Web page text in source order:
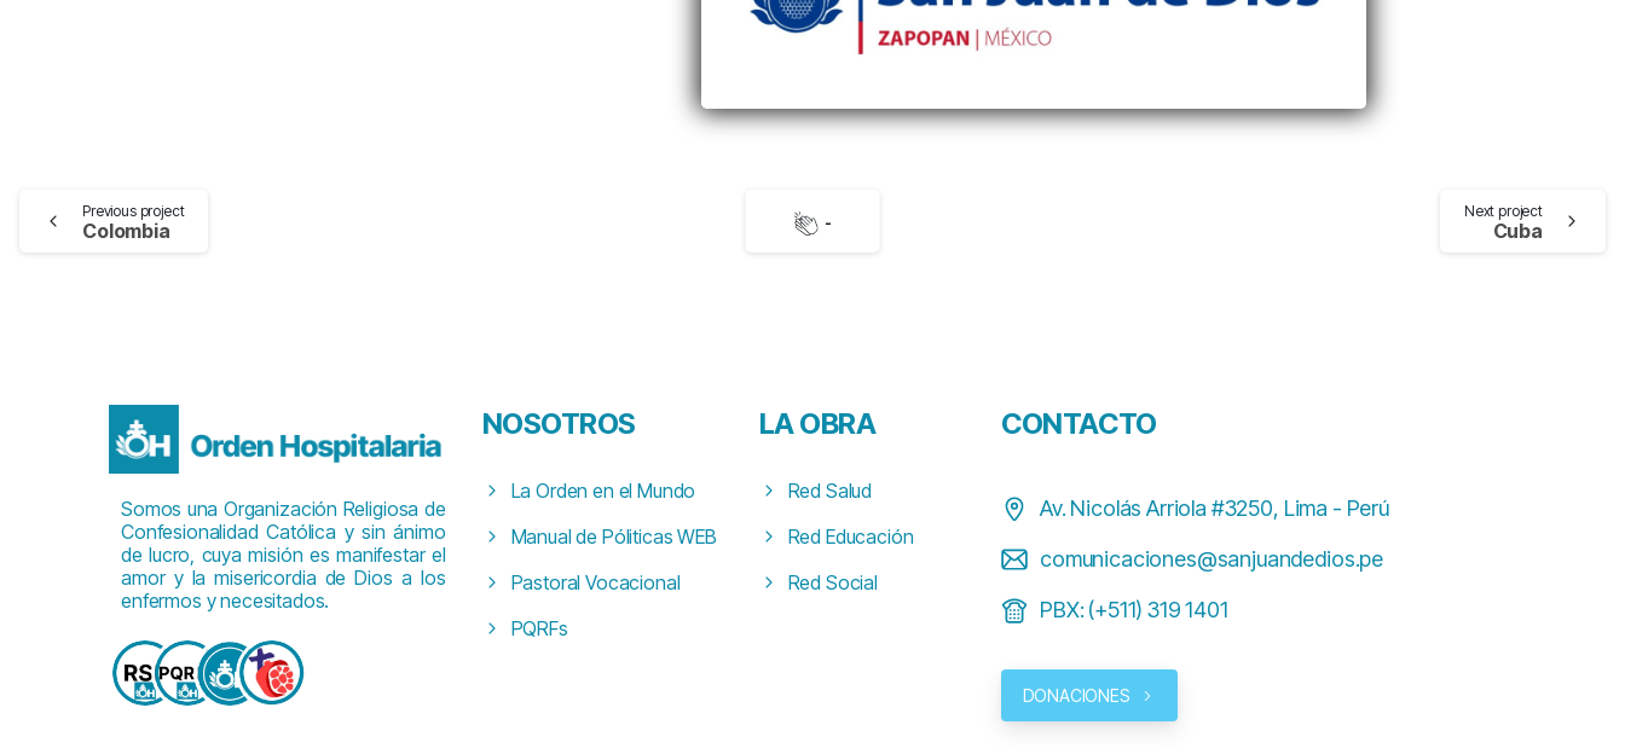
Previous project
Colombia
Next project
Cuba
-
Somos una Organización Religiosa de
Confesionalidad Católica y sin ánimo
de lucro, cuya misión es manifestar el
amor y la misericordia de Dios a los
enfermos y necesitados.
NOSOTROS
La Orden en el Mundo
Manual de Póliticas WEB
Pastoral Vocacional
PQRFs
LAOBRA
Red Salud
Red Educación
Red Social
CONTACTO
Av. Nicolás Arriola #3250, Lima - Perú
comunicaciones@sanjuandedios.pe
PBX: (+511) 319 1401
DONACIONES